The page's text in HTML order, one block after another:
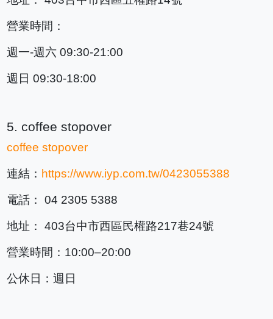
營業時間：
週一-週六 09:30-21:00
週日 09:30-18:00
5. coffee stopover
coffee stopover
連結： https://www.iyp.com.tw/0423055388
電話： 04 2305 5388
地址： 403台中市西區民權路217巷24號
營業時間：10:00–20:00
公休日：週日